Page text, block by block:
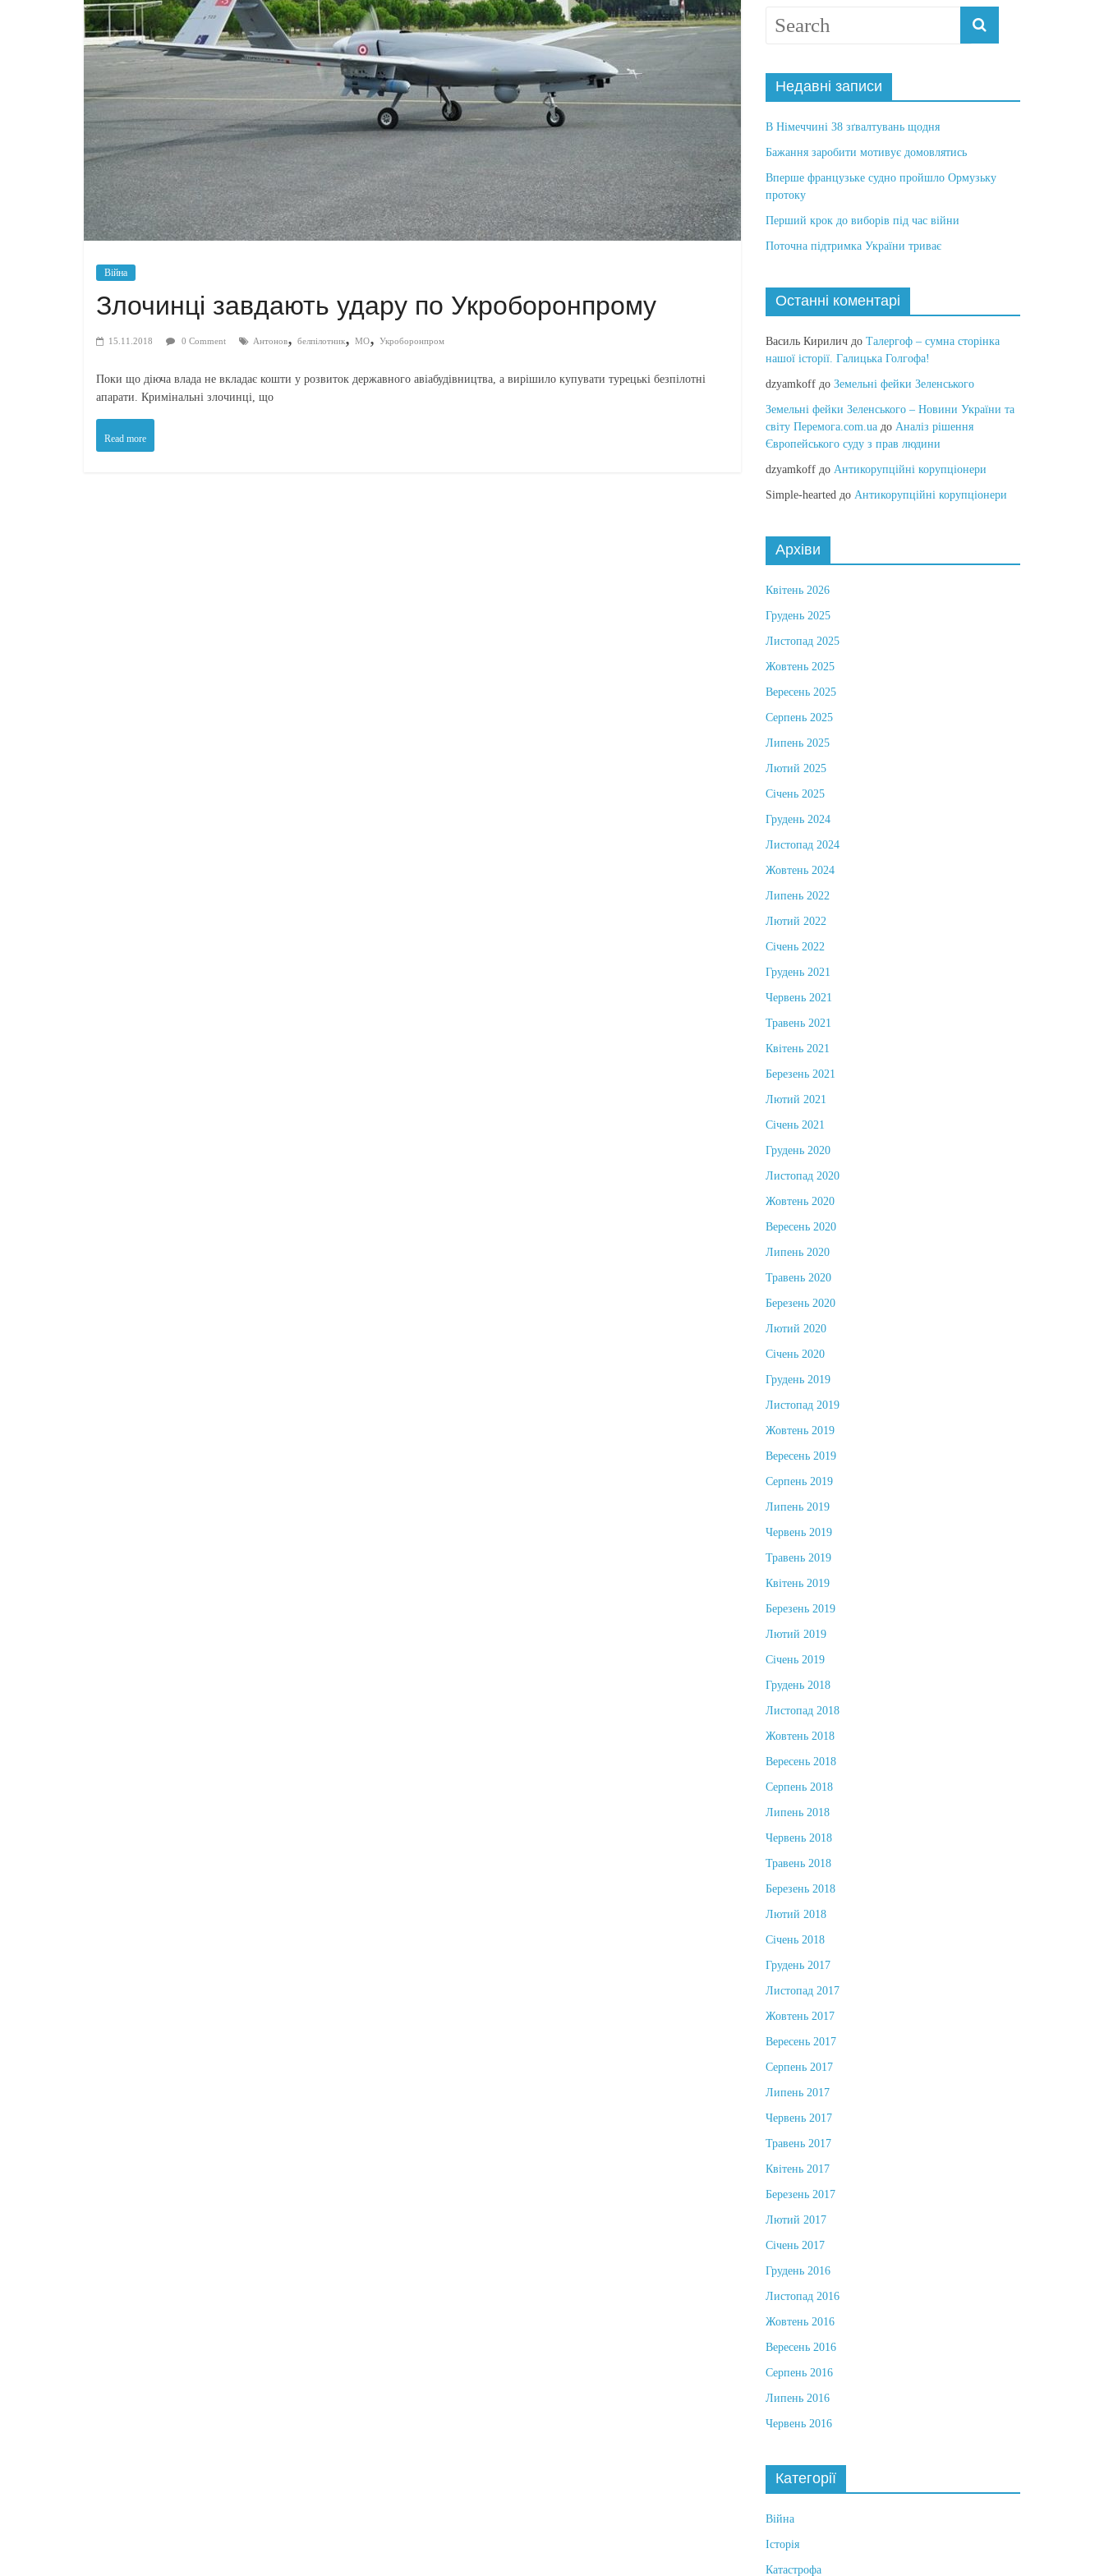
Війна
Злочинці завдають удару по Укроборонпрому
15.11.2018 0 Comment Антонов, белпілотник, МО, Укроборонпром
Поки що діюча влада не вкладає кошти у розвиток державного авіабудівництва, а вирішило купувати турецькі безпілотні
апарати. Кримінальні злочинці, що
Read more
Недавні записи
В Німеччині 38 зґвалтувань щодня
Бажання заробити мотивує домовлятись
Вперше французьке судно пройшло Ормузьку
протоку
Перший крок до виборів під час війни
Поточна підтримка України триває
Останні коментарі
Василь Кирилич до Талергоф – сумна сторінка
нашої історії. Галицька Голгофа!
dzyamkoff до Земельні фейки Зеленського
Земельні фейки Зеленського – Новини України та
світу Перемога.com.ua до Аналіз рішення
Європейського суду з прав людини
dzyamkoff до Антикорупційні корупціонери
Simple-hearted до Антикорупційні корупціонери
Архіви
Квітень 2026
Грудень 2025
Листопад 2025
Жовтень 2025
Вересень 2025
Серпень 2025
Липень 2025
Лютий 2025
Січень 2025
Грудень 2024
Листопад 2024
Жовтень 2024
Липень 2022
Лютий 2022
Січень 2022
Грудень 2021
Червень 2021
Травень 2021
Квітень 2021
Березень 2021
Лютий 2021
Січень 2021
Грудень 2020
Листопад 2020
Жовтень 2020
Вересень 2020
Липень 2020
Травень 2020
Березень 2020
Лютий 2020
Січень 2020
Грудень 2019
Листопад 2019
Жовтень 2019
Вересень 2019
Серпень 2019
Липень 2019
Червень 2019
Травень 2019
Квітень 2019
Березень 2019
Лютий 2019
Січень 2019
Грудень 2018
Листопад 2018
Жовтень 2018
Вересень 2018
Серпень 2018
Липень 2018
Червень 2018
Травень 2018
Березень 2018
Лютий 2018
Січень 2018
Грудень 2017
Листопад 2017
Жовтень 2017
Вересень 2017
Серпень 2017
Липень 2017
Червень 2017
Травень 2017
Квітень 2017
Березень 2017
Лютий 2017
Січень 2017
Грудень 2016
Листопад 2016
Жовтень 2016
Вересень 2016
Серпень 2016
Липень 2016
Червень 2016
Категорії
Війна
Історія
Катастрофа